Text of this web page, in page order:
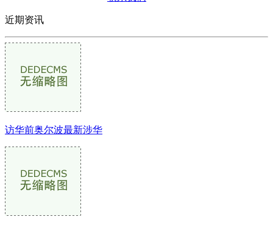
近期资讯
访华前奥尔波最新涉华